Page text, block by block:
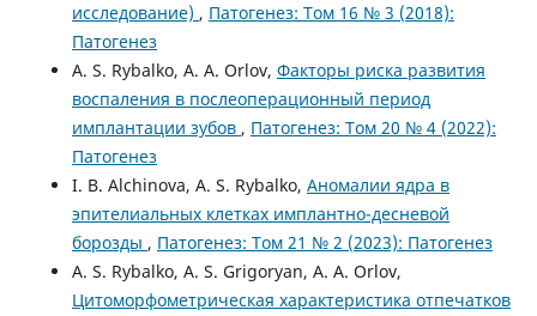
исследование) , Патогенез: Том 16 № 3 (2018):
Патогенез
A. S. Rybalko, A. A. Orlov, Факторы риска развития
воспаления в послеоперационный период
имплантации зубов , Патогенез: Том 20 № 4 (2022):
Патогенез
I. B. Alchinova, A. S. Rybalko, Аномалии ядра в
эпителиальных клетках имплантно-десневой
борозды , Патогенез: Том 21 № 2 (2023): Патогенез
A. S. Rybalko, A. S. Grigoryan, A. A. Orlov,
Цитоморфометрическая характеристика отпечатков